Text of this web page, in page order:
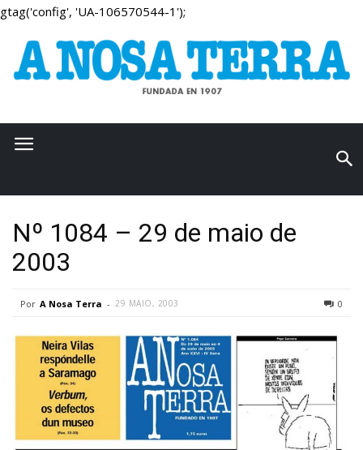
gtag('config', 'UA-106570544-1');
Nº 1084 – 29 de maio de
2003
Por A Nosa Terra - 29 MAIO, 2003 0